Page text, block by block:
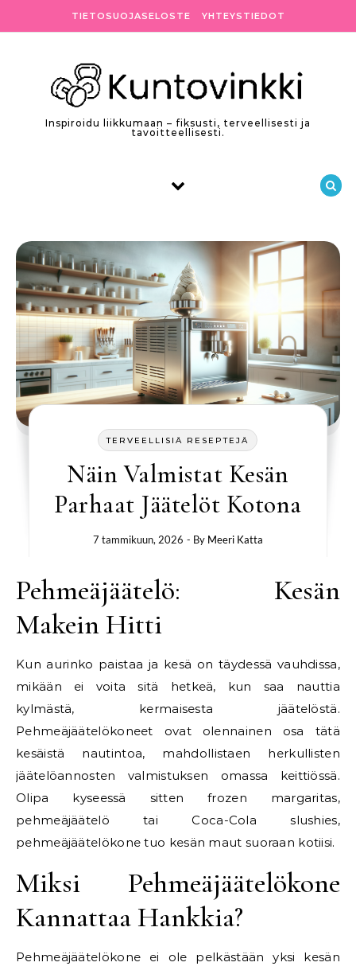
TIETOSUOJASELOSTE YHTEYSTIEDOT
Inspiroidu liikkumaan – fiksusti, terveellisesti ja
tavoitteellisesti.
TERVEELLISIÄ RESEPTEJÄ
Näin Valmistat Kesän
Parhaat Jäätelöt Kotona
7 tammikuun, 2026 - By Meeri Katta
Pehmeäjäätelö: Kesän
Makein Hitti
Kun aurinko paistaa ja kesä on täydessä vauhdissa,
mikään ei voita sitä hetkeä, kun saa nauttia
kylmästä, kermaisesta jäätelöstä.
Pehmeäjäätelökoneet ovat olennainen osa tätä
kesäistä nautintoa, mahdollistaen herkullisten
jäätelöannosten valmistuksen omassa keittiössä.
Olipa kyseessä sitten frozen margaritas,
pehmeäjäätelö tai Coca-Cola slushies,
pehmeäjäätelökone tuo kesän maut suoraan kotiisi.
Miksi Pehmeäjäätelökone
Kannattaa Hankkia?
Pehmeäjäätelökone ei ole pelkästään yksi kesän